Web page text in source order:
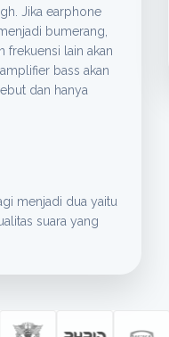
Jika earphone
bumerang,
frekuensi lain akan
bass akan
dan hanya
menjadi dua yaitu
suara yang